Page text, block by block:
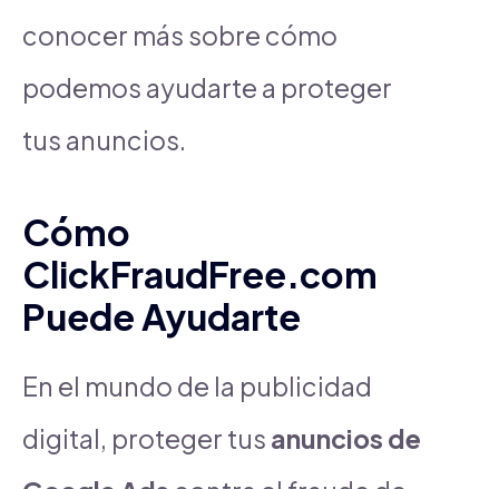
conocer más sobre cómo
podemos ayudarte a proteger
tus anuncios.
Cómo
ClickFraudFree.com
Puede Ayudarte
En el mundo de la publicidad
digital, proteger tus anuncios de